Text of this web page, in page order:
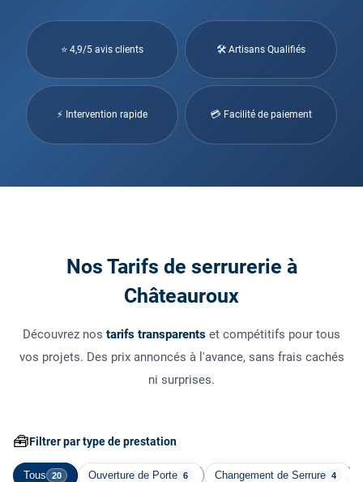
⭐ 4,9/5 avis clients 🛠 Artisans Qualifiés
⚡ Intervention rapide 💳 Facilité de paiement
Nos Tarifs de serrurerie à
Châteauroux
Découvrez nos tarifs transparents et compétitifs pour tous
vos projets. Des prix annoncés à l'avance, sans frais cachés
ni surprises.
🧰Filtrer par type de prestation
Tous 20 Ouverture de Porte 6 Changement de Serrure 4